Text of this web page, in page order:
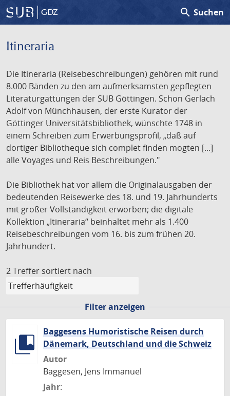
GDZ search Suchen
Itineraria
Die Itineraria (Reisebeschreibungen) gehören mit rund
8.000 Bänden zu den am aufmerksamsten gepflegten
Literaturgattungen der SUB Göttingen. Schon Gerlach
Adolf von Münchhausen, der erste Kurator der
Göttinger Universitätsbibliothek, wünschte 1748 in
einem Schreiben zum Erwerbungsprofil, „daß auf
dortiger Bibliotheque sich complet finden mogten [...]
alle Voyages und Reis Beschreibungen."
Die Bibliothek hat vor allem die Originalausgaben der
bedeutenden Reisewerke des 18. und 19. Jahrhunderts
mit großer Vollständigkeit erworben; die digitale
Kollektion „Itineraria“ beinhaltet mehr als 1.400
Reisebeschreibungen vom 16. bis zum frühen 20.
Jahrhundert.
2 Treffer sortiert nach
Filter anzeigen
Baggesens Humoristische Reisen durch
Dänemark, Deutschland und die Schweiz
Autor
Baggesen, Jens Immanuel
Jahr: